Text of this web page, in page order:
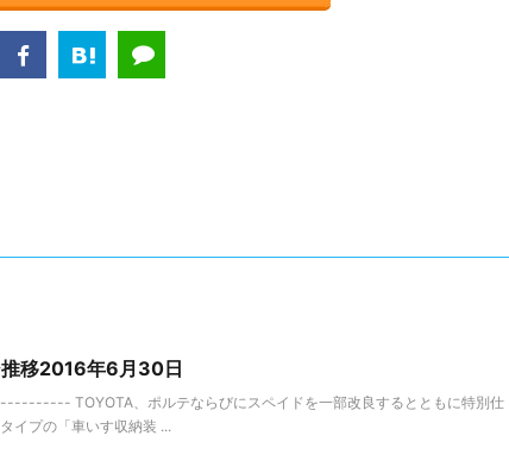
推移2016年6月30日
TOYOTA、ポルテならびにスペイドを一部改良するとともに特別仕
イプの「車いす収納装 ...